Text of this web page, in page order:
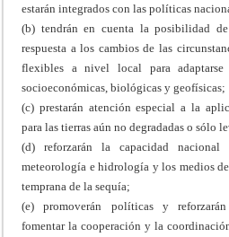
estarán integrados con las políticas
(b) tendrán en cuenta la posibilidad
respuesta a los cambios de las
flexibles a nivel local para adaptarse
socioeconómicas, biológicas y geofísicas;
(c) prestarán atención especial a la
para las tierras aún no degradadas o sólo
(d) reforzarán la capacidad nacional
meteorología e hidrología y los medios
temprana de la sequía;
(e) promoverán políticas y
fomentar la cooperación y la